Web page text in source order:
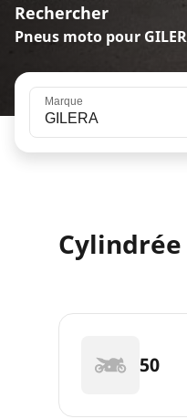
Rechercher
Pneus moto pour
Marque
GILERA
Cylindrée
50